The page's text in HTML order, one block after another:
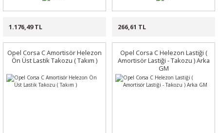
1.176,49 TL 266,61 TL
Opel Corsa C Amortisör Helezon
Ön Üst Lastik Takozu ( Takım )
Opel Corsa C Helezon Lastiği (
Amortisör Lastiği - Takozu ) Arka
GM